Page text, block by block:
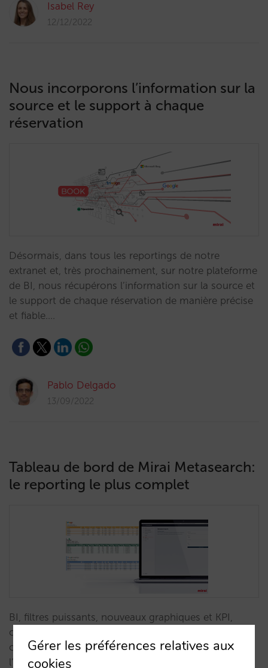
Isabel Rey
12/12/2022
Nous incorporons l’information sur la
source et le support à chaque
réservation
Désormais, dans tous les reportings de notre
extranet et, très prochainement, sur notre plateforme
de BI, nous récupérons l’information sur la source et
le support de chaque réservation de manière précise
et fiable.…
Pablo Delgado
13/09/2022
Tableau de bord de Mirai Metasearch:
le reporting le plus complet
BI, filtres puissants, nouveaux graphiques et KPI,
choix de modèles d’attribution… Optimisez vos
campagnes metasearch au moyen de toute
l’information qui est à votre portée.…
Gérer les préférences relatives aux
cookies